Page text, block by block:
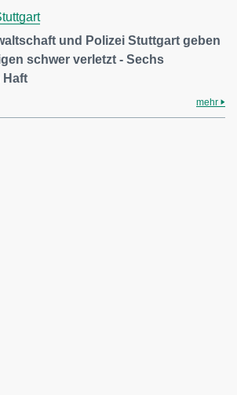
und Polizei Stuttgart geben
schwer verletzt - Sechs
Haft
mehr